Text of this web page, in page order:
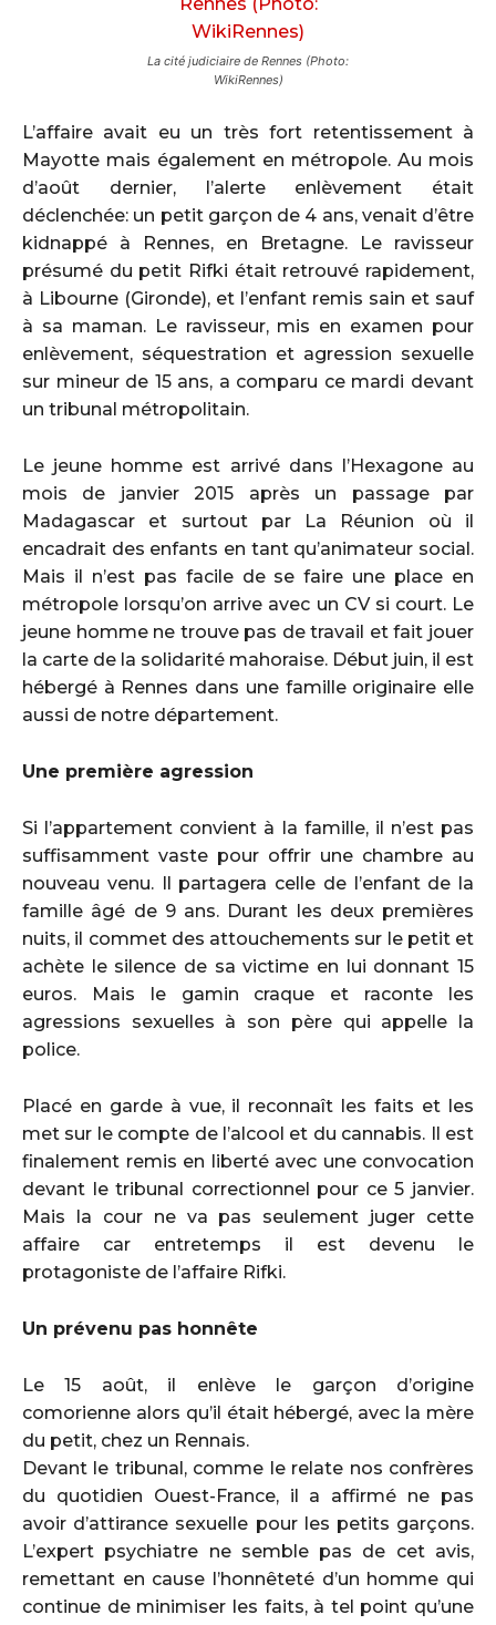
La cité judiciaire de Rennes (Photo:
WikiRennes)
L’affaire avait eu un très fort retentissement à
Mayotte mais également en métropole. Au mois
d’août dernier, l’alerte enlèvement était
déclenchée: un petit garçon de 4 ans, venait d’être
kidnappé à Rennes, en Bretagne. Le ravisseur
présumé du petit Rifki était retrouvé rapidement,
à Libourne (Gironde), et l’enfant remis sain et sauf
à sa maman. Le ravisseur, mis en examen pour
enlèvement, séquestration et agression sexuelle
sur mineur de 15 ans, a comparu ce mardi devant
un tribunal métropolitain.
Le jeune homme est arrivé dans l’Hexagone au
mois de janvier 2015 après un passage par
Madagascar et surtout par La Réunion où il
encadrait des enfants en tant qu’animateur social.
Mais il n’est pas facile de se faire une place en
métropole lorsqu’on arrive avec un CV si court. Le
jeune homme ne trouve pas de travail et fait jouer
la carte de la solidarité mahoraise. Début juin, il est
hébergé à Rennes dans une famille originaire elle
aussi de notre département.
Une première agression
Si l’appartement convient à la famille, il n’est pas
suffisamment vaste pour offrir une chambre au
nouveau venu. Il partagera celle de l’enfant de la
famille âgé de 9 ans. Durant les deux premières
nuits, il commet des attouchements sur le petit et
achète le silence de sa victime en lui donnant 15
euros. Mais le gamin craque et raconte les
agressions sexuelles à son père qui appelle la
police.
Placé en garde à vue, il reconnaît les faits et les
met sur le compte de l’alcool et du cannabis. Il est
finalement remis en liberté avec une convocation
devant le tribunal correctionnel pour ce 5 janvier.
Mais la cour ne va pas seulement juger cette
affaire car entretemps il est devenu le
protagoniste de l’affaire Rifki.
Un prévenu pas honnête
Le 15 août, il enlève le garçon d’origine
comorienne alors qu’il était hébergé, avec la mère
du petit, chez un Rennais.
Devant le tribunal, comme le relate nos confrères
du quotidien Ouest-France, il a affirmé ne pas
avoir d’attirance sexuelle pour les petits garçons.
L’expert psychiatre ne semble pas de cet avis,
remettant en cause l’honnêteté d’un homme qui
continue de minimiser les faits, à tel point qu’une